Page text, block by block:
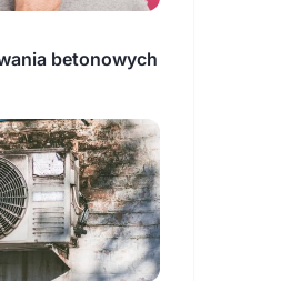
betonowych